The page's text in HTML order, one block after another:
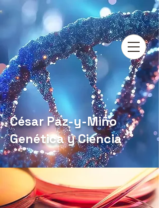
César Paz-y-Miño
Genética y Ciencia